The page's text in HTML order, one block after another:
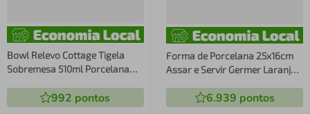
Bowl Relevo Cottage Tigela
Sobremesa 510ml Porcelana
992 pontos
Forma de Porcelana 25x16cm
Assar e Servir Germer Laranja
6.939 pontos